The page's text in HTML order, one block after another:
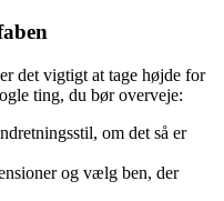
det vigtigt at tage højde for
ting, du bør overveje:
om det så er
og vælg ben, der